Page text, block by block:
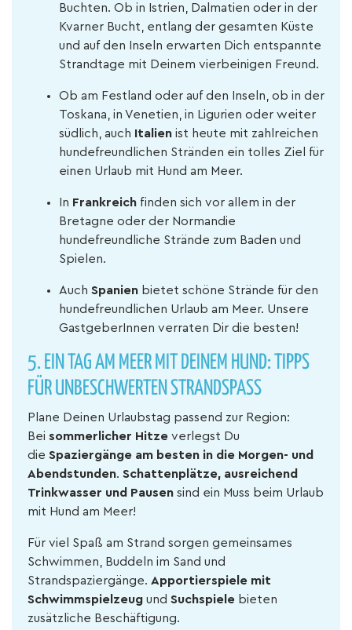
Buchten. Ob in Istrien, Dalmatien oder in der
Kvarner Bucht, entlang der gesamten Küste
und auf den Inseln erwarten Dich entspannte
Strandtage mit Deinem vierbeinigen Freund.
Ob am Festland oder auf den Inseln, ob in der
Toskana, in Venetien, in Ligurien oder weiter
südlich, auch Italien ist heute mit zahlreichen
hundefreundlichen Stränden ein tolles Ziel für
einen Urlaub mit Hund am Meer.
In Frankreich finden sich vor allem in der
Bretagne oder der Normandie
hundefreundliche Strände zum Baden und
Spielen.
Auch Spanien bietet schöne Strände für den
hundefreundlichen Urlaub am Meer. Unsere
GastgeberInnen verraten Dir die besten!
5. EIN TAG AM MEER MIT DEINEM HUND: TIPPS
FÜR UNBESCHWERTEN STRANDSPASS
Plane Deinen Urlaubstag passend zur Region:
Bei sommerlicher Hitze verlegst Du
die Spaziergänge am besten in die Morgen- und
Abendstunden. Schattenplätze, ausreichend
Trinkwasser und Pausen sind ein Muss beim Urlaub
mit Hund am Meer!
Für viel Spaß am Strand sorgen gemeinsames
Schwimmen, Buddeln im Sand und
Strandspaziergänge. Apportierspiele mit
Schwimmspielzeug und Suchspiele bieten
zusätzliche Beschäftigung.